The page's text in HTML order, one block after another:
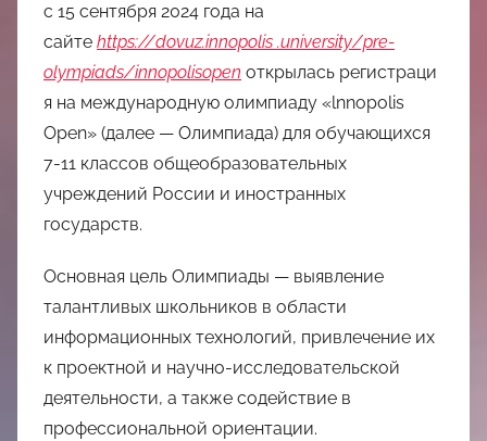
心
с 15 сентября 2024 года на
сайте https://dovuz.innopolis .university/pre-
olympiads/innopolisopen открылась регистраци
я на международную олимпиаду «lnnopolis
Open» (далее — Олимпиада) для обучающихся
7-11 классов общеобразовательных
учреждений России и иностранных
государств.
Основная цель Олимпиады — выявление
талантливых школьников в области
информационных технологий, привлечение их
к проектной и научно-исследовательской
деятельности, а также содействие в
профессиональной ориентации.